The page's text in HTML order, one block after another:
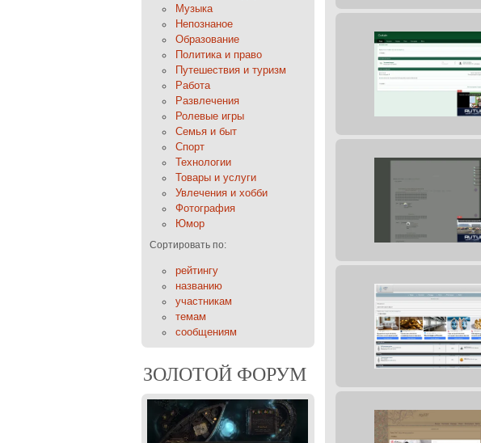
Музыка
Непознаное
Образование
Политика и право
Путешествия и туризм
Работа
Развлечения
Ролевые игры
Семья и быт
Спорт
Технологии
Товары и услуги
Увлечения и хобби
Фотография
Юмор
Сортировать по:
рейтингу
названию
участникам
темам
сообщениям
ЗОЛОТОЙ ФОРУМ